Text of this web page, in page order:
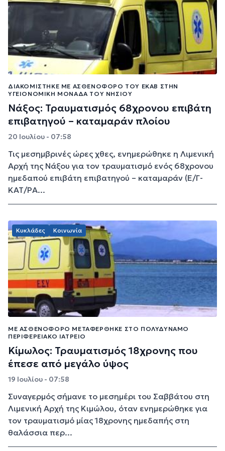
ΔΙΑΚΟΜΊΣΤΗΚΕ ΜΕ ΑΣΘΕΝΟΦΌΡΟ ΤΟΥ ΕΚΑΒ ΣΤΗΝ
ΥΓΕΙΟΝΟΜΙΚΉ ΜΟΝΆΔΑ ΤΟΥ ΝΗΣΙΟΎ
Νάξος: Τραυματισμός 68χρονου επιβάτη
επιβατηγού – καταμαράν πλοίου
20 Ιουλίου - 07:58
Τις μεσημβρινές ώρες χθες, ενημερώθηκε η Λιμενική
Αρχή της Νάξου για τον τραυματισμό ενός 68χρονου
ημεδαπού επιβάτη επιβατηγού – καταμαράν (Ε/Γ-
ΚΑΤ/ΡΑ...
Κυκλάδες Κοινωνία
ΜΕ ΑΣΘΕΝΟΦΌΡΟ ΜΕΤΑΦΈΡΘΗΚΕ ΣΤΟ ΠΟΛΥΔΎΝΑΜΟ
ΠΕΡΙΦΕΡΕΙΑΚΌ ΙΑΤΡΕΊΟ
Κίμωλος: Τραυματισμός 18χρονης που
έπεσε από μεγάλο ύψος
19 Ιουλίου - 07:58
Συναγερμός σήμανε το μεσημέρι του Σαββάτου στη
Λιμενική Αρχή της Κιμώλου, όταν ενημερώθηκε για
τον τραυματισμό μίας 18χρονης ημεδαπής στη
θαλάσσια περ...